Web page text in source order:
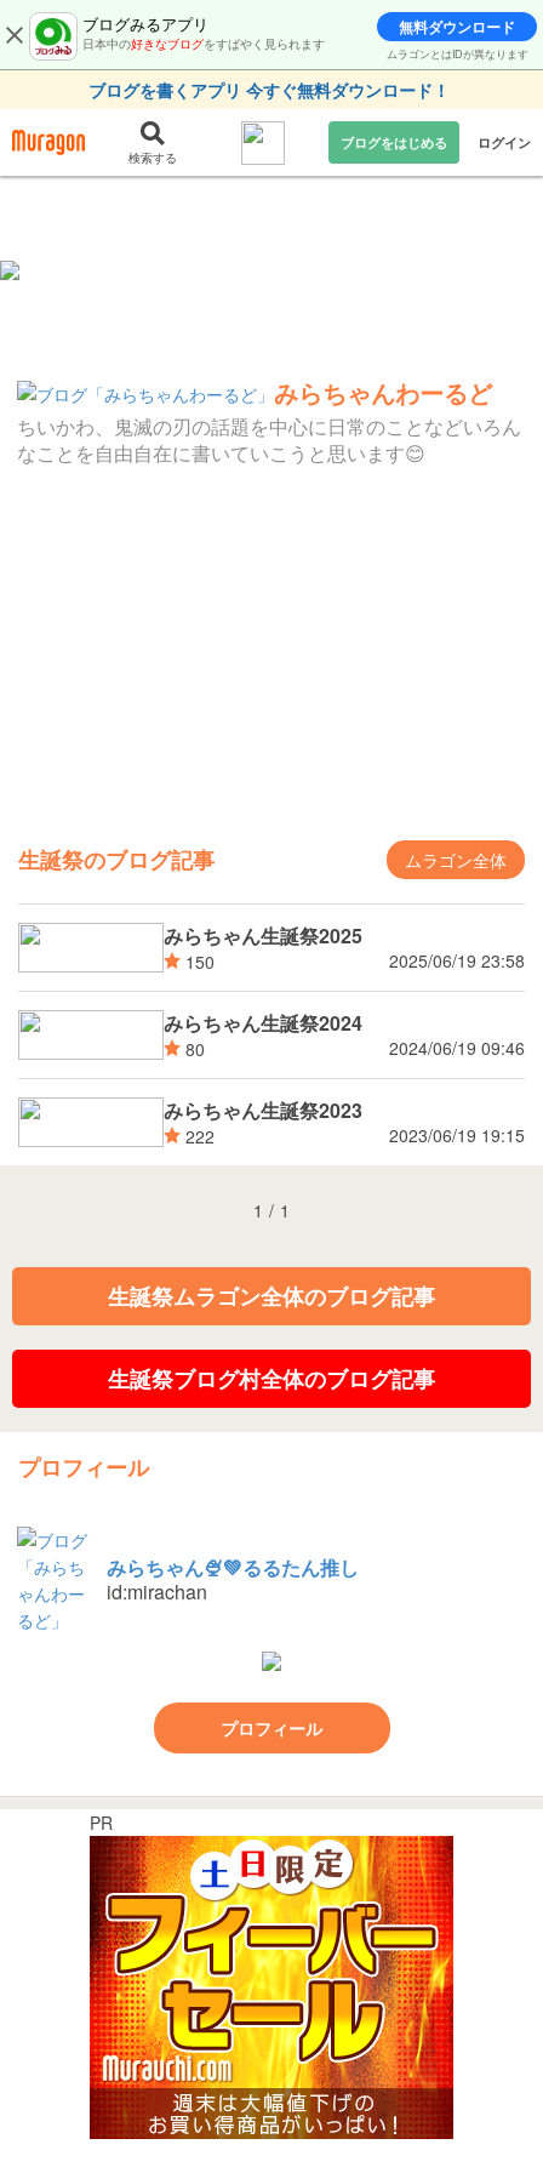
ブログみるアプリ
日本中の好きなブログをすばやく見られます
無料ダウンロード
ムラゴンとはIDが異なります
ブログを書くアプリ 今すぐ無料ダウンロード！
検索する
ブログをはじめる ログイン
みらちゃんわーるど
ちいかわ、鬼滅の刃の話題を中心に日常のことなどいろん
なことを自由自在に書いていこうと思います😊
生誕祭のブログ記事 ムラゴン全体
みらちゃん生誕祭2025
150 2025/06/19 23:58
みらちゃん生誕祭2024
80 2024/06/19 09:46
みらちゃん生誕祭2023
222 2023/06/19 19:15
1 / 1
生誕祭ムラゴン全体のブログ記事
生誕祭ブログ村全体のブログ記事
プロフィール
みらちゃん🍨💚るるたん推し
id:mirachan
プロフィール
PR